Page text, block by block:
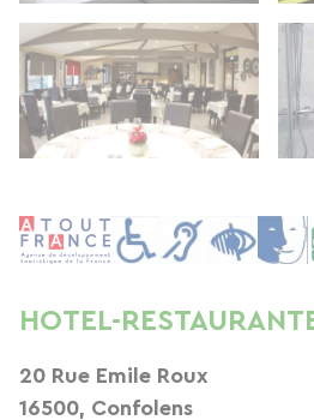
HOTEL-
20 Rue Emile Roux
16500, Confolens